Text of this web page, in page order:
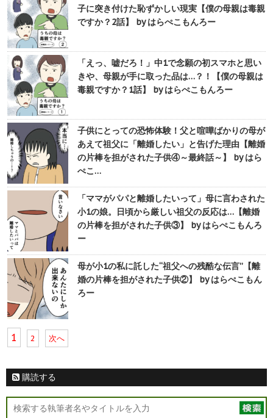
子に突き付けた恥ずかしい現実【僕の母親は毒親
ですか？2話】 by はらぺこもんろー
「えっ、嘘だろ！」中1で念願の初スマホと思い
きや、母親が手に取った品は…？！【僕の母親は
毒親ですか？1話】 by はらぺこもんろー
子供にとっての恐怖体験！父と喧嘩ばかりの母が
あえて祖父に「離婚したい」と告げた理由【離婚
の片棒を担がされた子供④～最終話～】 by はら
ぺこ…
「ママがパパと離婚したいって」母に言わされた
小1の娘。日頃から厳しい祖父の反応は…【離婚
の片棒を担がされた子供③】 by はらぺこもんろ
ー
母が小1の私に託した“祖父への残酷な伝言”【離
婚の片棒を担がされた子供②】 by はらぺこもん
ろー
1 2 次へ
購読する